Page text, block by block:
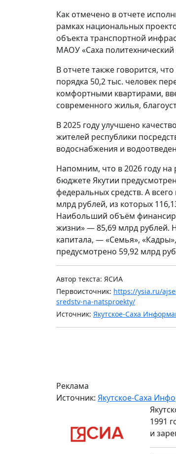
Как отмечено в отчете
рамках национальных
объекта транспортной
МАОУ «Саха политехнический
В отчете также говорится,
порядка 50,2 тыс. человек
комфортными квартирами,
современного жилья,
В 2025 году улучшено
жителей республики
водоснабжения и
Напомним, что в 2026 году
бюджете Якутии
федеральных средств. А
млрд рублей, из которых
Наибольший объём
жизни» — 85,69 млрд рублей.
капитала, — «Семья»,
предусмотрено 59,92 млрд
Автор текста: ЯСИА
Первоисточник: https://ysia.ru/
sredstv-na-natsproekty/
Источник: Якутское-Саха
Реклама
Источник: Якутское-Саха
1991
и